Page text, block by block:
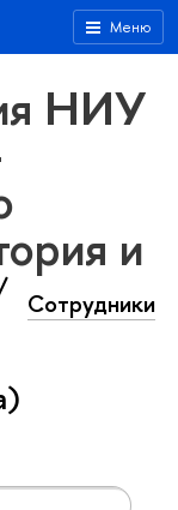
Меню
НИУ
и
Сотрудники